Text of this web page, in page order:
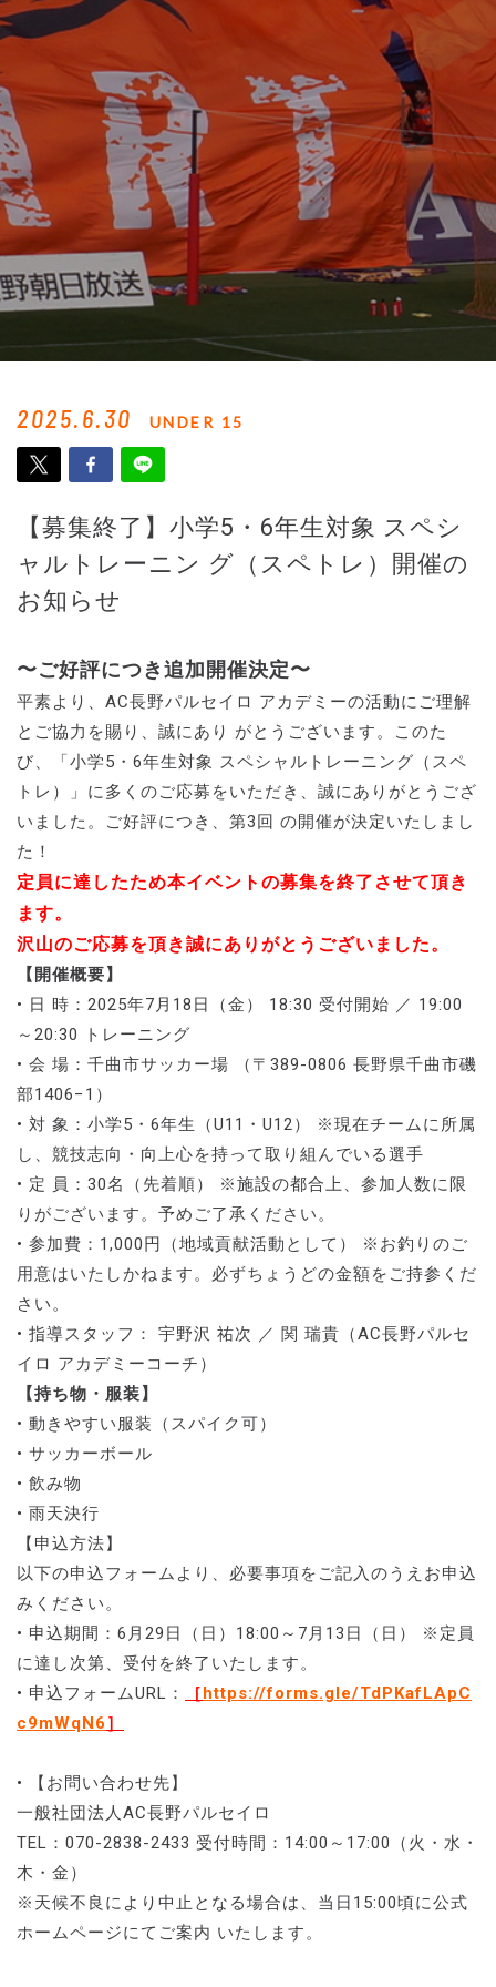
2025.6.30 UNDER 15
【募集終了】小学5・6年生対象 スペシ
ャルトレーニン グ（スペトレ）開催の
お知らせ
〜ご好評につき追加開催決定〜
平素より、AC長野パルセイロ アカデミーの活動にご理解
とご協力を賜り、誠にあり がとうございます。このた
び、「小学5・6年生対象 スペシャルトレーニング（スペ
トレ）」に多くのご応募をいただき、誠にありがとうござ
いました。ご好評につき、第3回 の開催が決定いたしまし
た！
定員に達したため本イベントの募集を終了させて頂き
ます。
沢山のご応募を頂き誠にありがとうございました。
【開催概要】
• 日 時：2025年7月18日（金） 18:30 受付開始 ／ 19:00
～20:30 トレーニング
• 会 場：千曲市サッカー場 （〒389-0806 長野県千曲市磯
部1406−1）
• 対 象：小学5・6年生（U11・U12） ※現在チームに所属
し、競技志向・向上心を持って取り組んでいる選手
• 定 員：30名（先着順） ※施設の都合上、参加人数に限
りがございます。予めご了承ください。
• 参加費：1,000円（地域貢献活動として） ※お釣りのご
用意はいたしかねます。必ずちょうどの金額をご持参くだ
さい。
• 指導スタッフ： 宇野沢 祐次 ／ 関 瑞貴（AC長野パルセ
イロ アカデミーコーチ）
【持ち物・服装】
• 動きやすい服装（スパイク可）
• サッカーボール
• 飲み物
• 雨天決行
【申込方法】
以下の申込フォームより、必要事項をご記入のうえお申込
みください。
• 申込期間：6月29日（日）18:00～7月13日（日） ※定員
に達し次第、受付を終了いたします。
• 申込フォームURL：
［https://forms.gle/TdPKafLApC
c9mWqN6 ］
• 【お問い合わせ先】
一般社団法人AC長野パルセイロ
TEL：070-2838-2433 受付時間：14:00～17:00（火・水・
木・金）
※天候不良により中止となる場合は、当日15:00頃に公式
ホームページにてご案内 いたします。